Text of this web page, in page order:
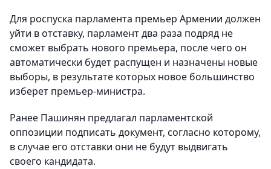
Для роспуска парламента премьер Армении должен
уйти в отставку, парламент два раза подряд не
сможет выбрать нового премьера, после чего он
автоматически будет распущен и назначены новые
выборы, в результате которых новое большинство
изберет премьер-министра.
Ранее Пашинян предлагал парламентской
оппозиции подписать документ, согласно которому,
в случае его отставки они не будут выдвигать
своего кандидата.